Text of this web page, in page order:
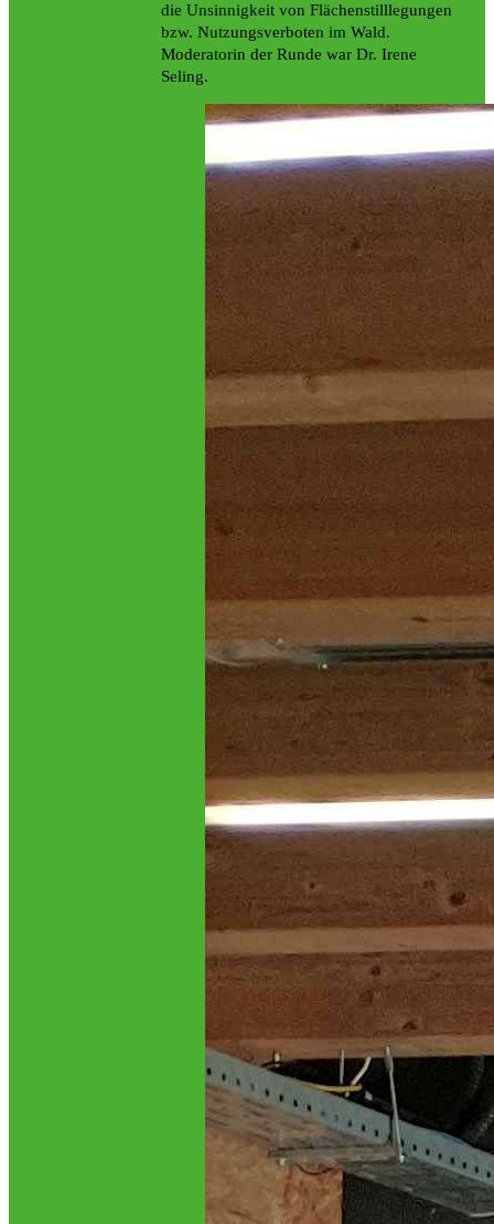
die Unsinnigkeit von Flächenstilllegungen
bzw. Nutzungsverboten im Wald.
Moderatorin der Runde war Dr. Irene
Seling.